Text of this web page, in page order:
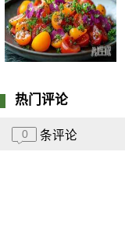
热门评论
0 条评论